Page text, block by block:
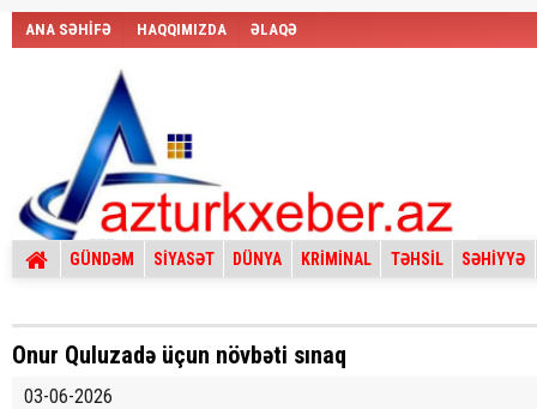
ANA SƏHİFƏ HAQQIMIZDA ƏLAQƏ
GÜNDƏM SİYASƏT DÜNYA KRİMİNAL TƏHSİL SƏHİYYƏ
Onur Quluzadə üçun növbəti sınaq
03-06-2026